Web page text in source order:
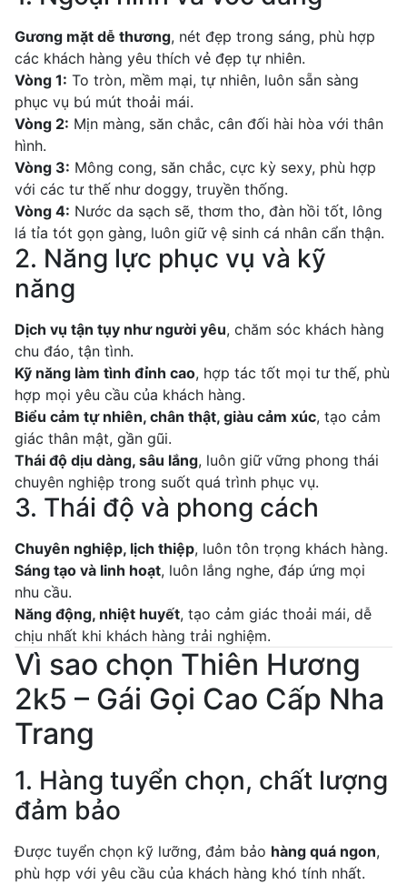
Gương mặt dễ thương, nét đẹp trong sáng, phù hợp
các khách hàng yêu thích vẻ đẹp tự nhiên.
Vòng 1: To tròn, mềm mại, tự nhiên, luôn sẵn sàng
phục vụ bú mút thoải mái.
Vòng 2: Mịn màng, săn chắc, cân đối hài hòa với thân
hình.
Vòng 3: Mông cong, săn chắc, cực kỳ sexy, phù hợp
với các tư thế như doggy, truyền thống.
Vòng 4: Nước da sạch sẽ, thơm tho, đàn hồi tốt, lông
lá tỉa tót gọn gàng, luôn giữ vệ sinh cá nhân cẩn thận.
2. Năng lực phục vụ và kỹ
năng
Dịch vụ tận tụy như người yêu, chăm sóc khách hàng
chu đáo, tận tình.
Kỹ năng làm tình đỉnh cao, hợp tác tốt mọi tư thế, phù
hợp mọi yêu cầu của khách hàng.
Biểu cảm tự nhiên, chân thật, giàu cảm xúc, tạo cảm
giác thân mật, gần gũi.
Thái độ dịu dàng, sâu lắng, luôn giữ vững phong thái
chuyên nghiệp trong suốt quá trình phục vụ.
3. Thái độ và phong cách
Chuyên nghiệp, lịch thiệp, luôn tôn trọng khách hàng.
Sáng tạo và linh hoạt, luôn lắng nghe, đáp ứng mọi
nhu cầu.
Năng động, nhiệt huyết, tạo cảm giác thoải mái, dễ
chịu nhất khi khách hàng trải nghiệm.
Vì sao chọn Thiên Hương
2k5 – Gái Gọi Cao Cấp Nha
Trang
1. Hàng tuyển chọn, chất lượng
đảm bảo
Được tuyển chọn kỹ lưỡng, đảm bảo hàng quá ngon,
phù hợp với yêu cầu của khách hàng khó tính nhất.